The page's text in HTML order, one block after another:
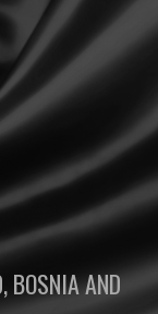
BOSNIA AND